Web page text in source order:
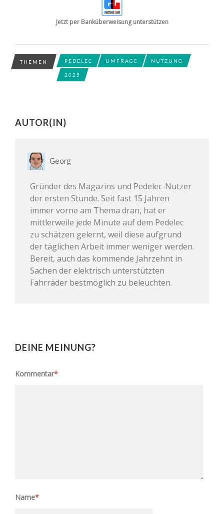
Jetzt per Banküberweisung unterstützen
THEMEN PEDELEC UMFRAGE NUTZUNG
2025
AUTOR(IN)
Georg
Gründer des Magazins und Pedelec-Nutzer
der ersten Stunde. Seit fast 15 Jahren
immer vorne am Thema dran, hat er
mittlerweile jede Minute auf dem Pedelec
zu schätzen gelernt, weil diese aufgrund
der täglichen Arbeit immer weniger werden.
Bereit, auch das kommende Jahrzehnt in
Sachen der elektrisch unterstützten
Fahrräder bestmöglich zu beleuchten.
DEINE MEINUNG?
Kommentar*
Name*